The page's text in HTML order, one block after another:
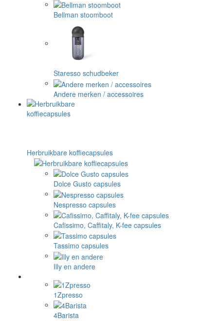
Bellman stoomboot
Staresso schudbeker
Andere merken / accessoires
Herbruikbare koffiecapsules
Dolce Gusto capsules
Nespresso capsules
Cafissimo, Caffitaly, K-fee capsules
Tassimo capsules
Illy en andere
1Zpresso
4Barista